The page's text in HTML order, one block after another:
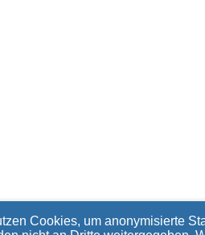
Cookies, um anonymisierte